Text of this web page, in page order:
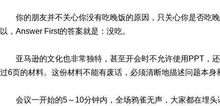
你的朋友并不关心你没有吃晚饭的原因，只关心你是否吃
以，Answer First的答案就是：没吃。
亚马逊的文化也非常独特，甚至开会时不允许使用PPT，
过6页的材料。这份材料不能有废话，必须清断地描述问题本
会议一开始的5～10分钟内，全场鸦雀无声，大家都在埋